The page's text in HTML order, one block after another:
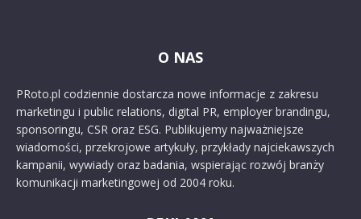
O NAS
PRoto.pl codziennie dostarcza nowe informacje z zakresu
marketingu i public relations, digital PR, employer brandingu,
sponsoringu, CSR oraz ESG. Publikujemy najważniejsze
wiadomości, przekrojowe artykuły, przykłady najciekawszych
kampanii, wywiady oraz badania, wspierając rozwój branży
komunikacji marketingowej od 2004 roku.